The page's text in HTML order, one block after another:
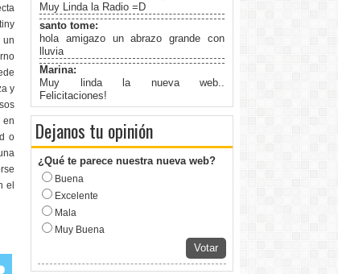
un
y
en
o
el
Muy Linda la Radio =D
santo tome:
hola amigazo un abrazo grande con
lluvia
Marina:
Muy linda la nueva web..
Felicitaciones!
Dejanos tu opinión
¿Qué te parece nuestra nueva web?
Buena
Excelente
Mala
Muy Buena
Votar